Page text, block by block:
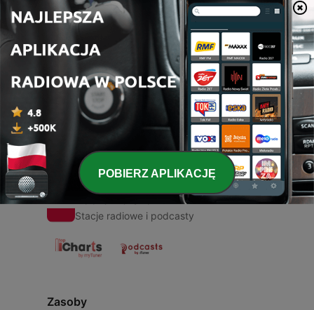
Odcinki
1 - Testimonio
19 wrz 2020
Stacje radiowe i podcasty
Zasoby
POBIERZ APLIKACJĘ